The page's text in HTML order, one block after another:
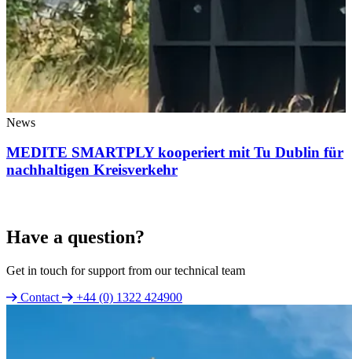
News
MEDITE SMARTPLY kooperiert mit Tu Dublin für
nachhaltigen Kreisverkehr
Have a question?
Get in touch for support from our technical team
Contact
+44 (0) 1322 424900